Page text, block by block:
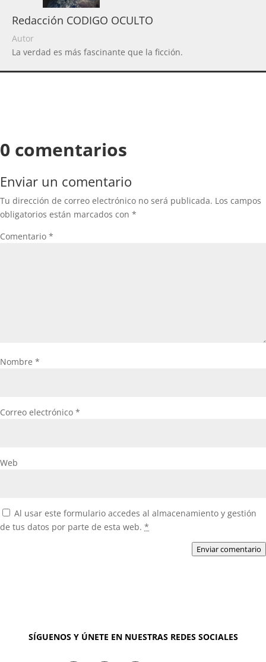
Redacción CODIGO OCULTO
Autor
La verdad es más fascinante que la ficción.
0 comentarios
Enviar un comentario
Tu dirección de correo electrónico no será publicada. Los campos
obligatorios están marcados con *
Comentario *
Nombre *
Correo electrónico *
Web
Al usar este formulario accedes al almacenamiento y gestión
de tus datos por parte de esta web. *
Enviar comentario
SÍGUENOS Y ÚNETE EN NUESTRAS REDES SOCIALES